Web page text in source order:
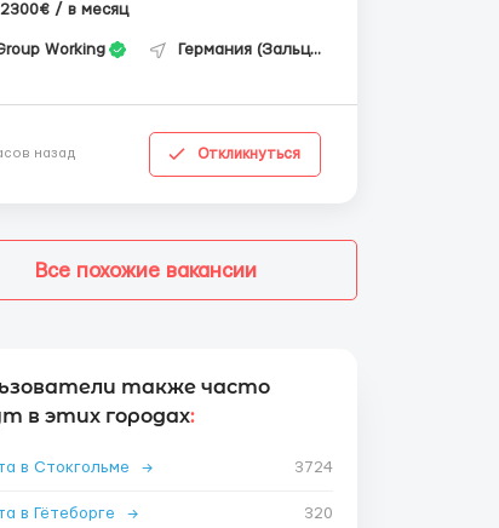
2300€ / в месяц
Working Германия (Зальцгиттер)
назад Откликнуться
Все похожие вакансии
также часто
в этих городах:
в Стокгольме → 3724
в Гётеборге → 320